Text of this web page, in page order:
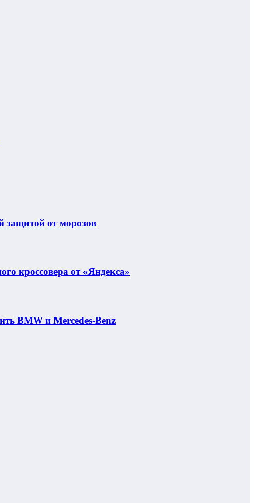
защитой от морозов
кроссовера от «Яндекса»
BMW и Mercedes-Benz